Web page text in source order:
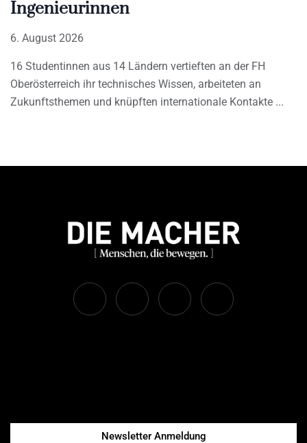
Ingenieurinnen
6. August 2026
16 Studentinnen aus 14 Ländern vertieften an der FH
Oberösterreich ihr technisches Wissen, arbeiteten an
Zukunftsthemen und knüpften internationale Kontakte
Newsletter Anmeldung